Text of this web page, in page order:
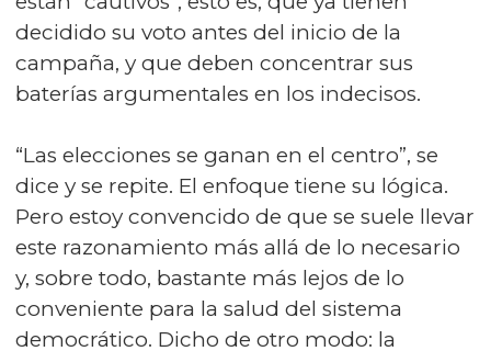
decidido su voto antes del inicio de la
campaña, y que deben concentrar sus
baterías argumentales en los indecisos.
“Las elecciones se ganan en el centro”, se
dice y se repite. El enfoque tiene su lógica.
Pero estoy convencido de que se suele llevar
este razonamiento más allá de lo necesario
y, sobre todo, bastante más lejos de lo
conveniente para la salud del sistema
democrático. Dicho de otro modo: la